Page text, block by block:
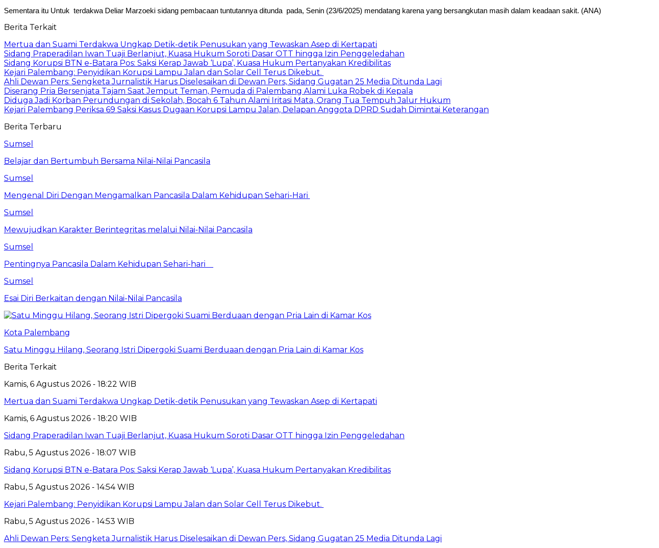
Sementara itu Untuk terdakwa Deliar Marzoeki sidang pembacaan tuntutannya ditunda pada, Senin (23/6/2025) mendatang karena yang bersangkutan masih dalam keadaan sakit. (ANA)
Berita Terkait
Mertua dan Suami Terdakwa Ungkap Detik-detik Penusukan yang Tewaskan Asep di Kertapati
Sidang Praperadilan Iwan Tuaji Berlanjut, Kuasa Hukum Soroti Dasar OTT hingga Izin Penggeledahan
Sidang Korupsi BTN e-Batara Pos: Saksi Kerap Jawab ‘Lupa’, Kuasa Hukum Pertanyakan Kredibilitas
Kejari Palembang: Penyidikan Korupsi Lampu Jalan dan Solar Cell Terus Dikebut.
Ahli Dewan Pers: Sengketa Jurnalistik Harus Diselesaikan di Dewan Pers, Sidang Gugatan 25 Media Ditunda Lagi
Diserang Pria Bersenjata Tajam Saat Jemput Teman, Pemuda di Palembang Alami Luka Robek di Kepala
Diduga Jadi Korban Perundungan di Sekolah, Bocah 6 Tahun Alami Iritasi Mata, Orang Tua Tempuh Jalur Hukum
Kejari Palembang Periksa 69 Saksi Kasus Dugaan Korupsi Lampu Jalan, Delapan Anggota DPRD Sudah Dimintai Keterangan
Berita Terbaru
Sumsel
Belajar dan Bertumbuh Bersama Nilai-Nilai Pancasila
Sumsel
Mengenal Diri Dengan Mengamalkan Pancasila Dalam Kehidupan Sehari-Hari
Sumsel
Mewujudkan Karakter Berintegritas melalui Nilai-Nilai Pancasila
Sumsel
Pentingnya Pancasila Dalam Kehidupan Sehari-hari
Sumsel
Esai Diri Berkaitan dengan Nilai-Nilai Pancasila
Kota Palembang
Satu Minggu Hilang, Seorang Istri Dipergoki Suami Berduaan dengan Pria Lain di Kamar Kos
Berita Terkait
Kamis, 6 Agustus 2026 - 18:22 WIB
Mertua dan Suami Terdakwa Ungkap Detik-detik Penusukan yang Tewaskan Asep di Kertapati
Kamis, 6 Agustus 2026 - 18:20 WIB
Sidang Praperadilan Iwan Tuaji Berlanjut, Kuasa Hukum Soroti Dasar OTT hingga Izin Penggeledahan
Rabu, 5 Agustus 2026 - 18:07 WIB
Sidang Korupsi BTN e-Batara Pos: Saksi Kerap Jawab ‘Lupa’, Kuasa Hukum Pertanyakan Kredibilitas
Rabu, 5 Agustus 2026 - 14:54 WIB
Kejari Palembang: Penyidikan Korupsi Lampu Jalan dan Solar Cell Terus Dikebut.
Rabu, 5 Agustus 2026 - 14:53 WIB
Ahli Dewan Pers: Sengketa Jurnalistik Harus Diselesaikan di Dewan Pers, Sidang Gugatan 25 Media Ditunda Lagi